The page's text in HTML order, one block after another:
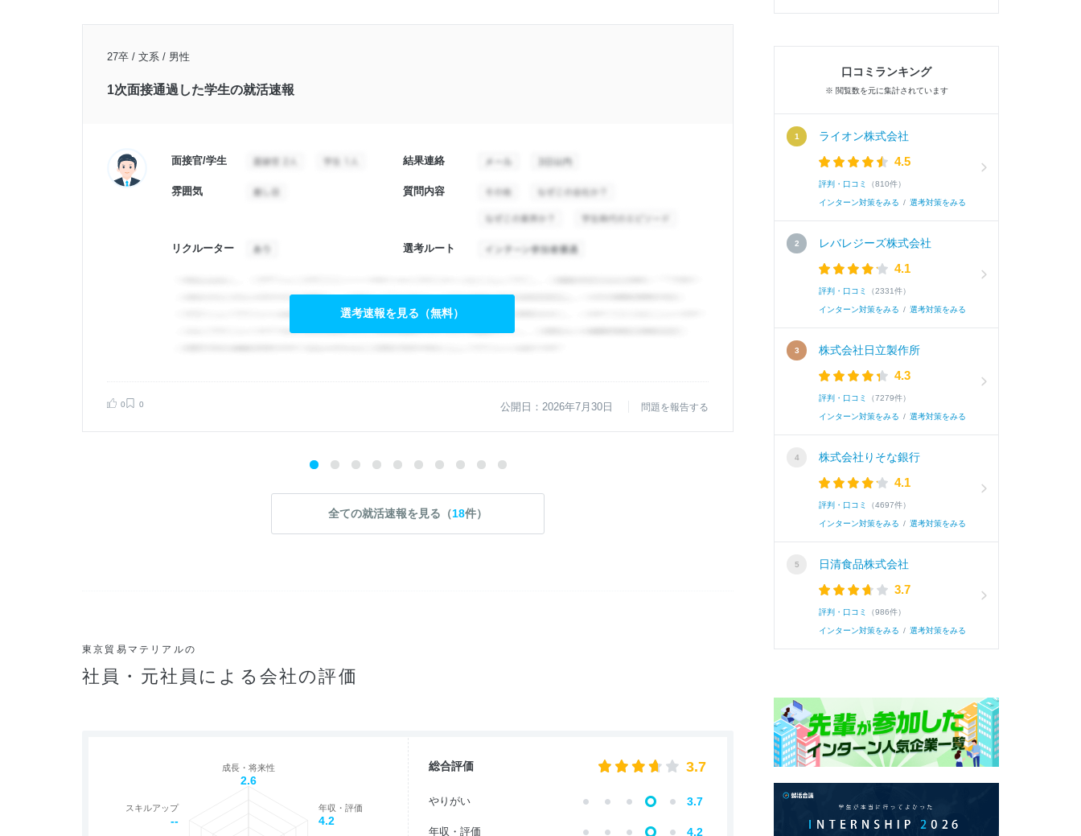
27卒 / 文系 / 男性
1次面接通過した学生の就活速報
面接官/学生 結果連絡
雰囲気 質問内容
リクルーター 選考ルート
選考速報を見る（無料）
0 0 公開日：2026年7月30日 問題を報告する
エントリー前の学生の就活速報
興味がある理由・興味があるほかの企業
0
全ての就活速報を見る（18件）
東京貿易マテリアルの
社員・元社員による会社の評価
成長・将来性
2.6
年収・評価
4.2
スキルアップ
--
総合評価 3.7
やりがい 3.7
年収・評価 4.2
口コミランキング
※ 閲覧数を元に集計されています
ライオン株式会社
4.5
評判・口コミ （810件）
インターン対策をみる / 選考対策をみる
レバレジーズ株式会社
4.1
評判・口コミ （2331件）
インターン対策をみる / 選考対策をみる
株式会社日立製作所
4.3
評判・口コミ （7279件）
インターン対策をみる / 選考対策をみる
株式会社りそな銀行
4.1
評判・口コミ （4697件）
インターン対策をみる / 選考対策をみる
日清食品株式会社
3.7
評判・口コミ （986件）
インターン対策をみる / 選考対策をみる